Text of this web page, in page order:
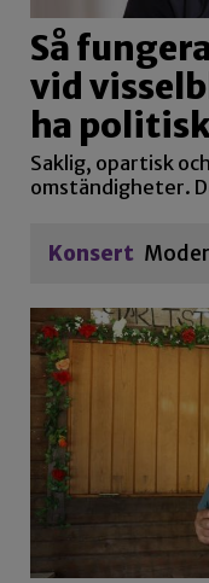
Så
vid
ha
Saklig, opartisk
omständigheter.
Konsert